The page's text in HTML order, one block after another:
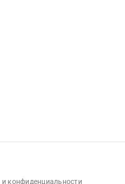
и конфиденциальности